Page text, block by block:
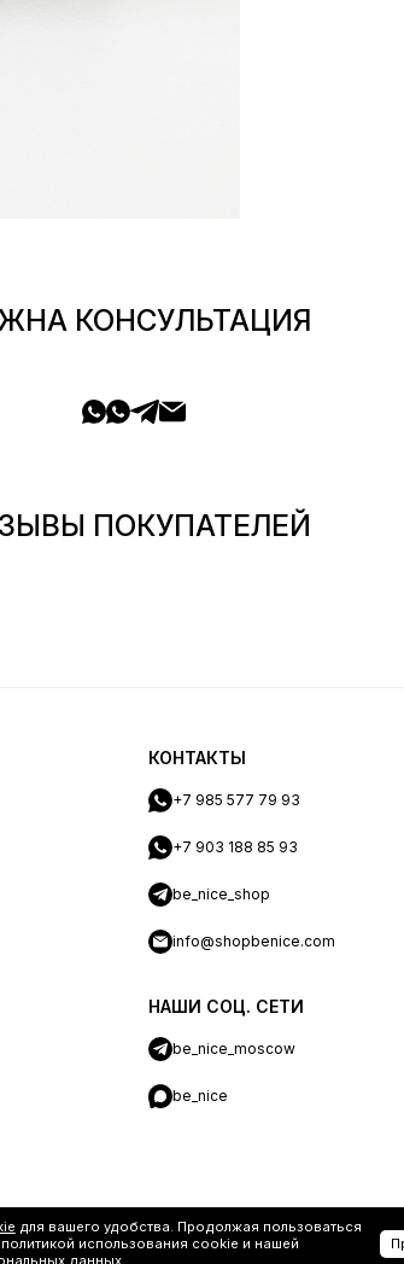
для вашего удобства. Продолжая пользоваться
использования cookie и нашей
данных.
КОНСУЛЬТАЦИЯ
ПОКУПАТЕЛЕЙ
КОНТАКТЫ
+7 985 577 79 93
+7 903 188 85 93
be_nice_shop
info@shopbenice.com
НАШИ СОЦ. СЕТИ
be_nice_moscow
be_nice